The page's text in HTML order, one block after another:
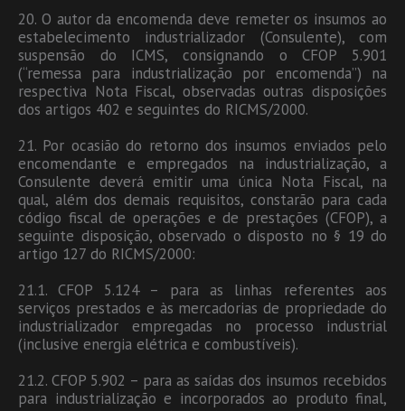
20. O autor da encomenda deve remeter os insumos ao
estabelecimento industrializador (Consulente), com
suspensão do ICMS, consignando o CFOP 5.901
(“remessa para industrialização por encomenda”) na
respectiva Nota Fiscal, observadas outras disposições
dos artigos 402 e seguintes do RICMS/2000.
21. Por ocasião do retorno dos insumos enviados pelo
encomendante e empregados na industrialização, a
Consulente deverá emitir uma única Nota Fiscal, na
qual, além dos demais requisitos, constarão para cada
código fiscal de operações e de prestações (CFOP), a
seguinte disposição, observado o disposto no § 19 do
artigo 127 do RICMS/2000:
21.1. CFOP 5.124 – para as linhas referentes aos
serviços prestados e às mercadorias de propriedade do
industrializador empregadas no processo industrial
(inclusive energia elétrica e combustíveis).
21.2. CFOP 5.902 – para as saídas dos insumos recebidos
para industrialização e incorporados ao produto final,